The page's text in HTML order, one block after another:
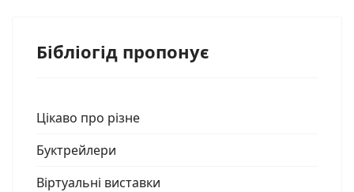
Бібліогід пропонує
Цікаво про різне
Буктрейлери
Віртуальні виставки